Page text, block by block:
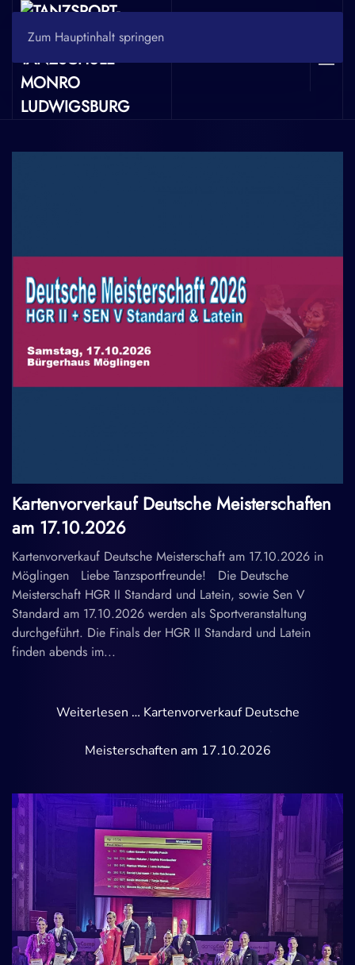
Zum Hauptinhalt springen
Kartenvorverkauf Deutsche Meisterschaften
am 17.10.2026
Kartenvorverkauf Deutsche Meisterschaft am 17.10.2026 in
Möglingen Liebe Tanzsportfreunde! Die Deutsche
Meisterschaft HGR II Standard und Latein, sowie Sen V
Standard am 17.10.2026 werden als Sportveranstaltung
durchgeführt. Die Finals der HGR II Standard und Latein
finden abends im...
Weiterlesen … Kartenvorverkauf Deutsche
Meisterschaften am 17.10.2026